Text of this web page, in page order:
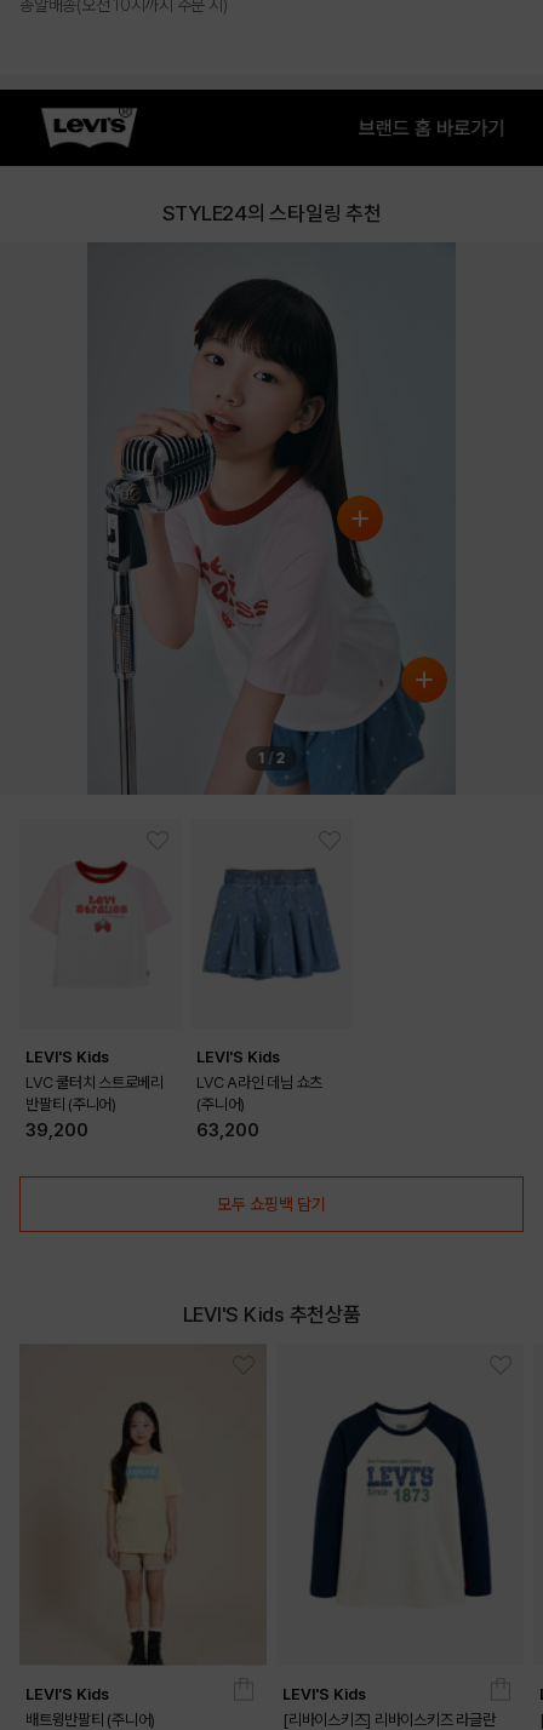
DETAILS
총알배송(오전 10시까지 주문 시)
STYLE24의 스타일링 추천
1 / 2
LEVI'S Kids
LVC 쿨터치 스트로베리
반팔티 (주니어)
39,200
LEVI'S Kids
LVC A라인 데님 쇼츠
(주니어)
63,200
모두 쇼핑백 담기
LEVI'S Kids 추천상품
LEVI'S Kids
배트윙반팔티 (주니어)
LEVI'S Kids
[리바이스키즈] 리바이스키즈 라글란